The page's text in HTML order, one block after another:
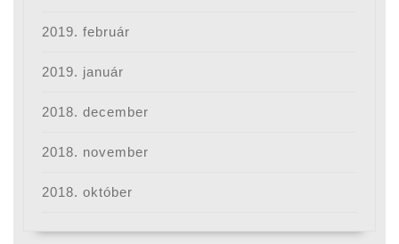
2019. február
2019. január
2018. december
2018. november
2018. október